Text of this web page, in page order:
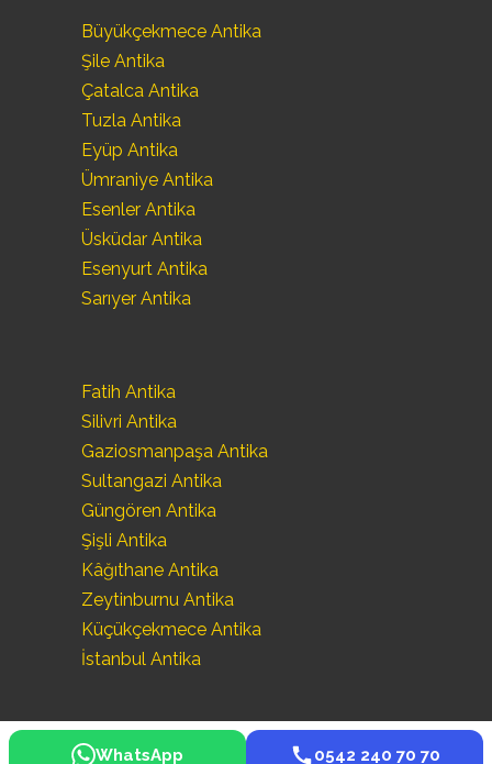
Büyükçekmece Antika
Şile Antika
Çatalca Antika
Tuzla Antika
Eyüp Antika
Ümraniye Antika
Esenler Antika
Üsküdar Antika
Esenyurt Antika
Sarıyer Antika
Fatih Antika
Silivri Antika
Gaziosmanpaşa Antika
Sultangazi Antika
Güngören Antika
Şişli Antika
Kâğıthane Antika
Zeytinburnu Antika
Küçükçekmece Antika
İstanbul Antika
WhatsApp 0542 240 70 70